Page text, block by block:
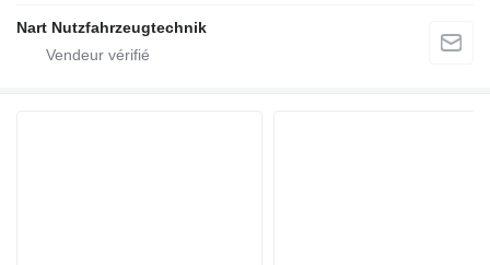
Nart Nutzfahrzeugtechnik